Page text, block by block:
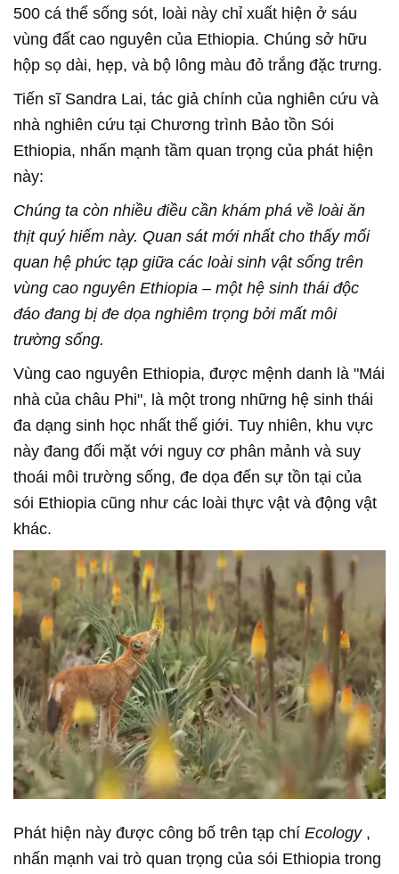
500 cá thể sống sót, loài này chỉ xuất hiện ở sáu
vùng đất cao nguyên của Ethiopia. Chúng sở hữu
hộp sọ dài, hẹp, và bộ lông màu đỏ trắng đặc trưng.
Tiến sĩ Sandra Lai, tác giả chính của nghiên cứu và
nhà nghiên cứu tại Chương trình Bảo tồn Sói
Ethiopia, nhấn mạnh tầm quan trọng của phát hiện
này:
Chúng ta còn nhiều điều cần khám phá về loài ăn
thịt quý hiếm này. Quan sát mới nhất cho thấy mối
quan hệ phức tạp giữa các loài sinh vật sống trên
vùng cao nguyên Ethiopia – một hệ sinh thái độc
đáo đang bị đe dọa nghiêm trọng bởi mất môi
trường sống.
Vùng cao nguyên Ethiopia, được mệnh danh là "Mái
nhà của châu Phi", là một trong những hệ sinh thái
đa dạng sinh học nhất thế giới. Tuy nhiên, khu vực
này đang đối mặt với nguy cơ phân mảnh và suy
thoái môi trường sống, đe dọa đến sự tồn tại của
sói Ethiopia cũng như các loài thực vật và động vật
khác.
Phát hiện này được công bố trên tạp chí Ecology ,
nhấn mạnh vai trò quan trọng của sói Ethiopia trong